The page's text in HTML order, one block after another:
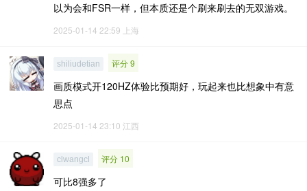
以为会和FSR一样，但本质还是个刷来刷去的无双游戏。
2025-01-14 22:59 上海
shiliudetian 评分 9
画质模式开120HZ体验比预期好，玩起来也比想象中有意
思点
2025-01-14 23:10 江西
clwangcl 评分 10
可比8强多了